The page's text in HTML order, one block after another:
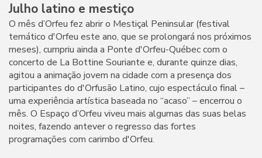
Julho latino e mestiço
O mês d’Orfeu fez abrir o Mestiçal Peninsular (festival
temático d'Orfeu este ano, que se prolongará nos próximos
meses), cumpriu ainda a Ponte d'Orfeu-Québec com o
concerto de La Bottine Souriante e, durante quinze dias,
agitou a animação jovem na cidade com a presença dos
participantes do d'Orfusão Latino, cujo espectáculo final –
uma experiência artística baseada no “acaso” – encerrou o
mês. O Espaço d’Orfeu viveu mais algumas das suas belas
noites, fazendo antever o regresso das fortes
programações com carimbo d'Orfeu.